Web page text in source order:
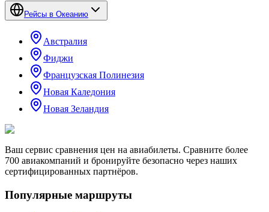
Рейсы в Океанию
Австралия
Фиджи
Французская Полинезия
Новая Каледония
Новая Зеландия
Ваш сервис сравнения цен на авиабилеты. Сравните более
700 авиакомпаний и бронируйте безопасно через наших
сертифицированных партнёров.
Популярные маршруты